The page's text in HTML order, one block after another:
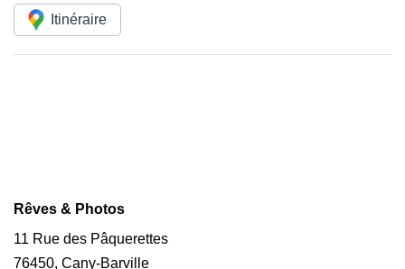
Itinéraire
Rêves & Photos
11 Rue des Pâquerettes
76450, Cany-Barville